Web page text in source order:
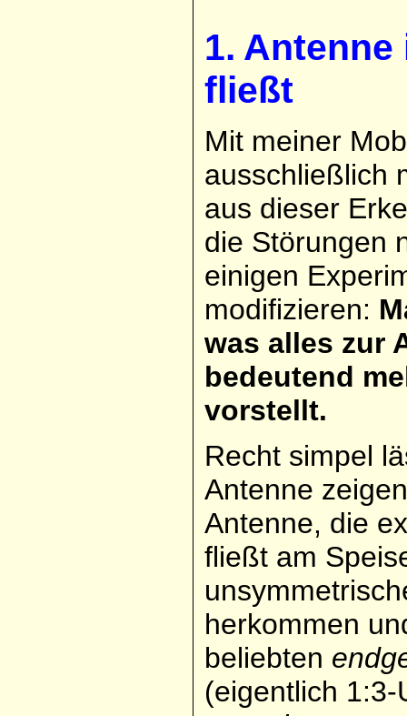
1.
fließt
Mit meiner
ausschließlich
aus dieser
die Störungen
einigen
modifizieren:
was alles zur
bedeutend
vorstellt.
Recht simpel
Antenne
Antenne, die
fließt am
herkommen
beliebten
(eigentlich